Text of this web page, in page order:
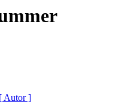
[ Autor ]